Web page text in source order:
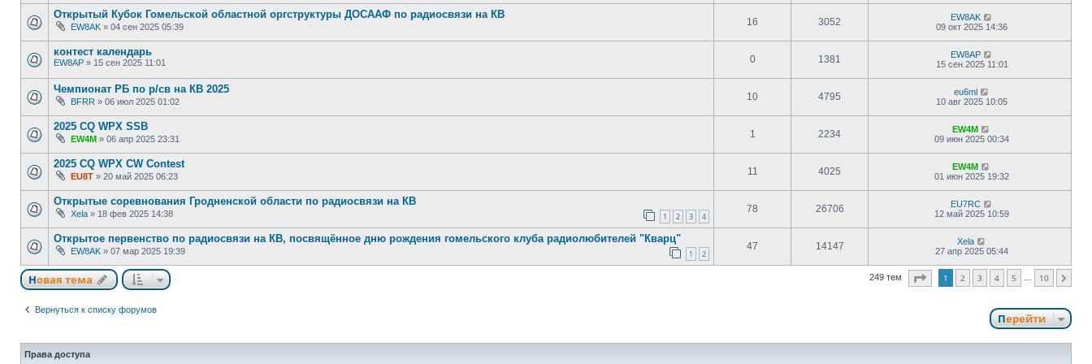
Открытый Кубок Гомельской областной оргструктуры ДОСААФ по радиосвязи на КВ
EW8AK » 04 сен 2025 05:39 16 3052
EW8AK
09 окт 2025 14:36
контест календарь
EW8AP » 15 сен 2025 11:01 0 1381
EW8AP
15 сен 2025 11:01
Чемпионат РБ по р/св на КВ 2025
BFRR » 06 июл 2025 01:02 10 4795
eu6ml
10 авг 2025 10:05
2025 CQ WPX SSB
EW4M » 06 апр 2025 23:31 1 2234
EW4M
09 июн 2025 00:34
2025 CQ WPX CW Contest
EU8T » 20 май 2025 06:23 11 4025
EW4M
01 июн 2025 19:32
Открытые соревнования Гродненской области по радиосвязи на КВ
Xela » 18 фев 2025 14:38 1 2 3 4
78 26706
EU7RC
12 май 2025 10:59
Открытое первенство по радиосвязи на КВ, посвящённое дню рождения гомельского клуба радиолюбителей "Кварц"
EW8AK » 07 мар 2025 19:39 1 2
47 14147
Xela
27 апр 2025 05:44
Новая тема 249 тем Страница из10
1 2 3 4 5 10
Вернуться к списку форумов
Перейти
Права доступа